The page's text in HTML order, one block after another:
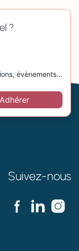
?
évènements…
Adhérer
Suivez-nous